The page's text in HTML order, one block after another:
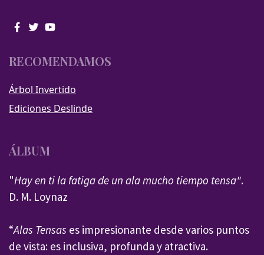
RECOMENDAMOS
Árbol Invertido
Ediciones Deslinde
ÁLBUM
"Hay en ti la fatiga de un ala mucho tiempo tensa".
D. M. Loynaz
“Alas Tensas es impresionante desde varios puntos
de vista: es inclusiva, profunda y atractiva.